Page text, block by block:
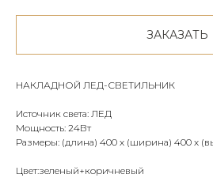
ЗАКАЗАТЬ
НАКЛАДНОЙ ЛЕД-СВЕТИЛЬНИК
Источник света: ЛЕД
Мощность: 24Вт
Размеры: (длина) 400 х (ширина) 400 х
Цвет:зеленый+коричневый